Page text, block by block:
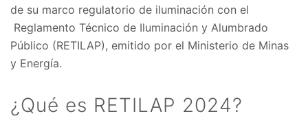
de su marco regulatorio de iluminación con el
Reglamento Técnico de Iluminación y Alumbrado
Público (RETILAP), emitido por el Ministerio de Minas
y Energía.
¿Qué es RETILAP 2024?